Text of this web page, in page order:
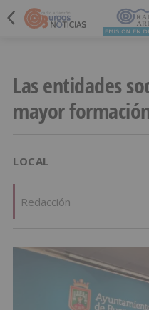
Las entidades
mayor
LOCAL
Redacción